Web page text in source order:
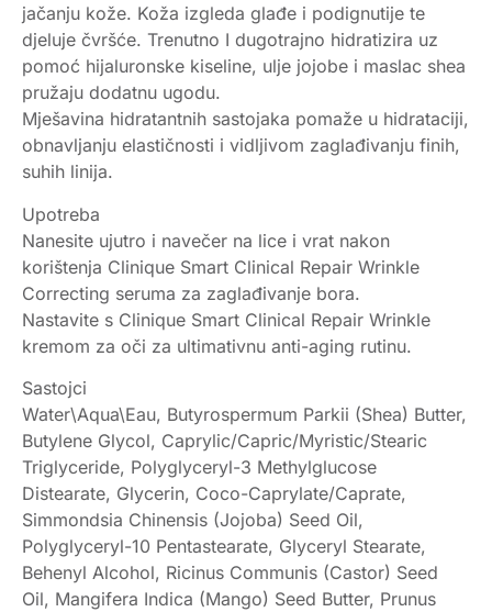
jačanju kože. Koža izgleda glađe i podignutije te
djeluje čvršće. Trenutno I dugotrajno hidratizira uz
pomoć hijaluronske kiseline, ulje jojobe i maslac shea
pružaju dodatnu ugodu.
Mješavina hidratantnih sastojaka pomaže u hidrataciji,
obnavljanju elastičnosti i vidljivom zaglađivanju finih,
suhih linija.
Upotreba
Nanesite ujutro i navečer na lice i vrat nakon
korištenja Clinique Smart Clinical Repair Wrinkle
Correcting seruma za zaglađivanje bora.
Nastavite s Clinique Smart Clinical Repair Wrinkle
kremom za oči za ultimativnu anti-aging rutinu.
Sastojci
Water\Aqua\Eau, Butyrospermum Parkii (Shea) Butter,
Butylene Glycol, Caprylic/Capric/Myristic/Stearic
Triglyceride, Polyglyceryl-3 Methylglucose
Distearate, Glycerin, Coco-Caprylate/Caprate,
Simmondsia Chinensis (Jojoba) Seed Oil,
Polyglyceryl-10 Pentastearate, Glyceryl Stearate,
Behenyl Alcohol, Ricinus Communis (Castor) Seed
Oil, Mangifera Indica (Mango) Seed Butter, Prunus